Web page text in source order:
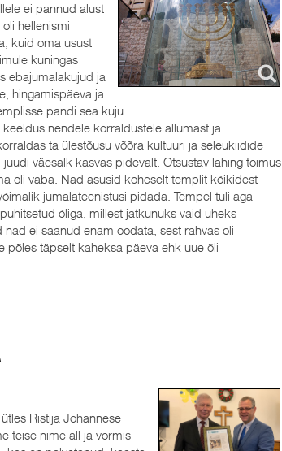
ei pannud alust
hellenismi
kuid oma usust
kuningas
ebajumalakujud ja
hingamispäeva ja
pandi sea kuju.
nendele korraldustele allumast ja
ta ülestõusu võõra kultuuri ja seleukiidide
väesalk kasvas pidevalt. Otsustav lahing toimus
oli vaba. Nad asusid koheselt templit kõikidest
jumalateenistusi pidada. Tempel tuli aga
õliga, millest jätkunuks vaid üheks
ei saanud enam oodata, sest rahvas oli
põles täpselt kaheksa päeva ehk uue õli
Ristija Johannese
teise nime all ja vormis